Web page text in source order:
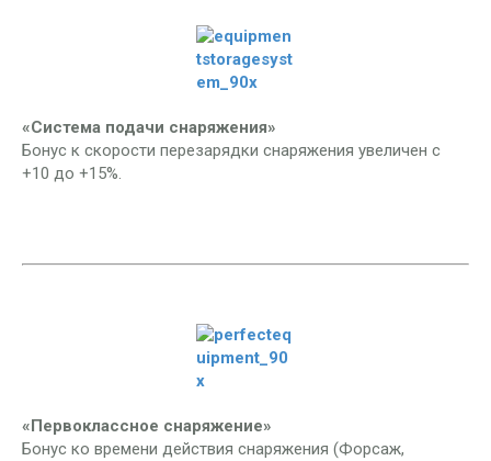
«Система подачи снаряжения»
Бонус к скорости перезарядки снаряжения увеличен с
+10 до +15%.
«Первоклассное снаряжение»
Бонус ко времени действия снаряжения (Форсаж,